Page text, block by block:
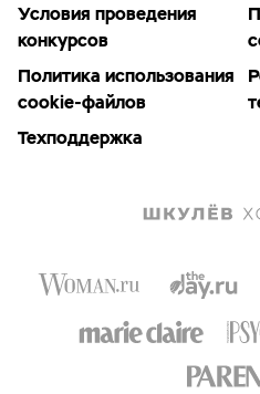
Условия проведения
конкурсов
Политика использования
cookie-файлов
Техподдержка